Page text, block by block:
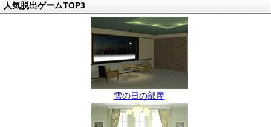
人気脱出ゲームTOP3
雪の日の部屋